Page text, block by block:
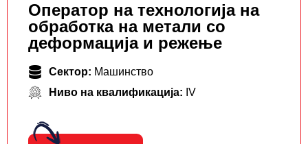
Оператор на технологија на
обработка на метали со
деформација и режење
Сектор: Машинство
Ниво на квалификација: IV